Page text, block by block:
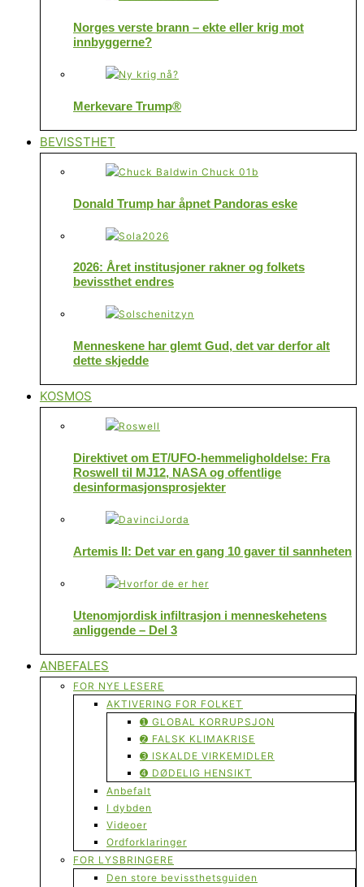
Norges verste brann – ekte eller krig mot
innbyggerne?
Merkevare Trump®
BEVISSTHET
Donald Trump har åpnet Pandoras eske
2026: Året institusjoner rakner og folkets
bevissthet endres
Menneskene har glemt Gud, det var derfor alt
dette skjedde
KOSMOS
Direktivet om ET/UFO-hemmeligholdelse: Fra
Roswell til MJ12, NASA og offentlige
desinformasjonsprosjekter
Artemis II: Det var en gang 10 gaver til sannheten
Utenomjordisk infiltrasjon i menneskehetens
anliggende – Del 3
ANBEFALES
FOR NYE LESERE
AKTIVERING FOR FOLKET
➊ GLOBAL KORRUPSJON
➋ FALSK KLIMAKRISE
➌ ISKALDE VIRKEMIDLER
➍ DØDELIG HENSIKT
Anbefalt
I dybden
Videoer
Ordforklaringer
FOR LYSBRINGERE
Den store bevissthetsguiden